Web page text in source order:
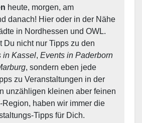
heute, morgen, am
danach! Hier oder in der Nähe
in Nordhessen und OWL.
Du nicht nur Tipps zu den
in Kassel, Events in Paderborn
, sondern eben jede
zu Veranstaltungen in der
unzähligen kleinen aber feinen
Region, haben wir immer die
Tipps für Dich.